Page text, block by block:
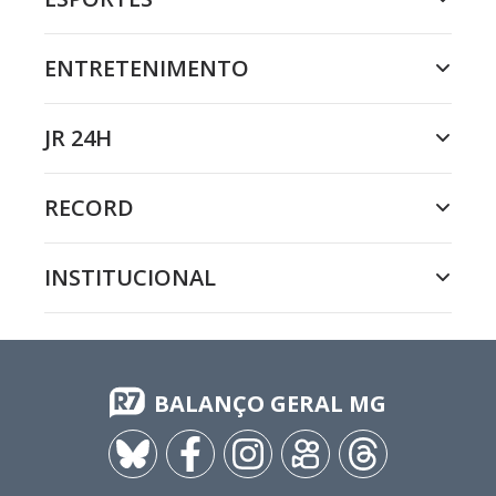
ENTRETENIMENTO
JR 24H
RECORD
INSTITUCIONAL
BALANÇO GERAL MG